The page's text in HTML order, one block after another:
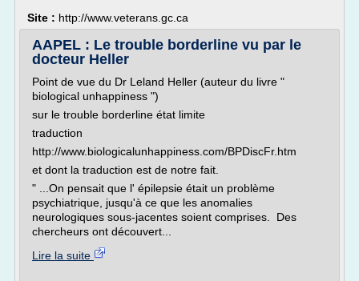
Site : http://www.veterans.gc.ca
AAPEL : Le trouble borderline vu par le
docteur Heller
Point de vue du Dr Leland Heller (auteur du livre "
biological unhappiness ")
sur le trouble borderline état limite
traduction
http://www.biologicalunhappiness.com/BPDiscFr.htm
et dont la traduction est de notre fait.
" ...On pensait que l' épilepsie était un problème
psychiatrique, jusqu'à ce que les anomalies
neurologiques sous-jacentes soient comprises. Des
chercheurs ont découvert...
Lire la suite